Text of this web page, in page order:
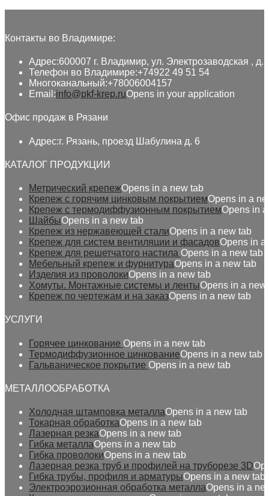
Контакты во Владимире:
Адрес:600007 г. Владимир, ул. Электрозаводская , д.
Телефон во Владимире:+74922 49 51 54
Многоканальный:+78006004157
Email:info@pkf-krep.ruOpens in your application
Офис продаж в Рязани
Адрес:г. Рязань, проезд Шабулина д. 6
КАТАЛОГ ПРОДУКЦИИ
Метрический крепежOpens in a new tab
Крепеж с горячим цинковым покрытиемOpens in a
Крепеж с термодиффузионным покрытиемOpens in
ШайбыOpens in a new tab
Крепеж из нержавеющей сталиOpens in a new tab
Крепеж для систем вентиляции и фасадовOpens in a
Крепеж для решетчатого настила Opens in a new tab
Мебельный крепеж и фурнитураOpens in a new tab
Изделия из проволокиOpens in a new tab
Хомуты. Монтажные системы и лентыOpens in a new
Крепеж по чертежам и на заказOpens in a new tab
УСЛУГИ
Горячее цинкование Opens in a new tab
Термодиффузионное цинкованиеOpens in a new tab
Гальваническое покрытие Opens in a new tab
МЕТАЛЛООБРАБОТКА
Холодная штамповка металлаOpens in a new tab
Токарная обработкаOpens in a new tab
Лазерная резкаOpens in a new tab
Гибка металлаOpens in a new tab
Гибка проволокиOpens in a new tab
Лазерная резка труб и профилей на труборезе 3D
Гибка трубы, профиля и арматурыOpens in a new tab
Электроэрозионная обработка металлаOpens in a